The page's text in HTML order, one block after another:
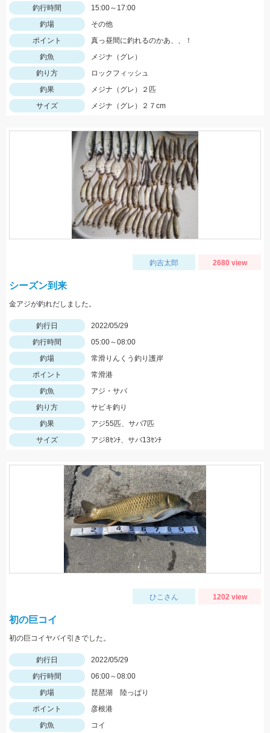
釣行時間
15:00～17:00
釣場
その他
ポイント
真っ昼間に釣れるのかあ、、！
釣魚
メジナ（グレ）
釣り方
ロックフィッシュ
釣果
メジナ（グレ）２匹
サイズ
メジナ（グレ）２７cm
釣吉太郎 2680 view
シーズン到来
金アジが釣れだしました。
釣行日
2022/05/29
釣行時間
05:00～08:00
釣場
常滑りんくう釣り護岸
ポイント
常滑港
釣魚
アジ・サバ
釣り方
サビキ釣り
釣果
アジ55匹、サバ7匹
サイズ
アジ8ｾﾝﾁ、サバ13ｾﾝﾁ
ひこさん 1202 view
初の巨コイ
初の巨コイヤバイ引きでした。
釣行日
2022/05/29
釣行時間
06:00～08:00
釣場
琵琶湖 陸っぱり
ポイント
彦根港
釣魚
コイ